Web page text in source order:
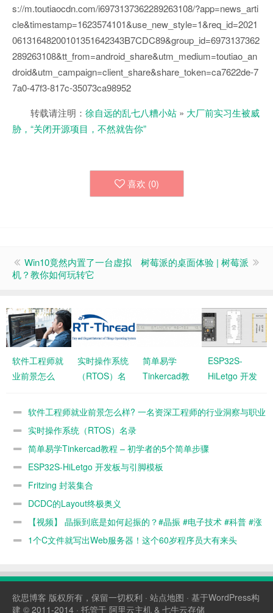
s://m.toutiaocdn.com/i6973137362289263108/?app=news_arti
cle&timestamp=1623574101&use_new_style=1&req_id=2021
06131648200101351642343B7CDC89&group_id=6973137362
289263108&tt_from=android_share&utm_medium=toutiao_an
droid&utm_campaign=client_share&share_token=ca7622de-7
7a0-47f3-817c-35073ca98952
转载请注明： 徐自远的乱七八糟小站 » 大厂前实习生被威
胁，“关闭开源项目，不然就告你”
喜欢 (0)
Win10竟然内置了一台虚拟
机？教你如何玩转它
树莓派的桌面体验 | 树莓派
软件工程师就
业前景怎么
工程师的行业
展建议
实时操作系统
（RTOS）名
简单易学
Tinkercad教
5个简单步骤
ESP32S-
HiLetgo 开发
软件工程师就业前景怎么样? 一名资深工程师的行业洞察与职业
发展建议
实时操作系统（RTOS）名录
简单易学Tinkercad教程 – 初学者的5个简单步骤
ESP32S-HiLetgo 开发板与引脚模板
Fritzing 封装集合
DCDC的Layout终极奥义
【视频】 晶振到底是如何起振的？#晶振 #电子技术 #科普 #涨
知识 @抖音短视频
1个C文件就写出Web服务器！这个60岁程序员大有来头
欲思博客 版权所有，保留一切权利 · 站点地图 · 基于WordPress构
建 © 2011-2014 · 托管于 阿里云主机 & 七牛云存储